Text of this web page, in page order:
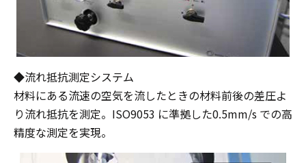
◆流れ抵抗測定システム
材料にある流速の空気を流したときの材料前後の差圧よ
り流れ抵抗を測定。ISO9053 に準拠した0.5mm/s での高
精度な測定を実現。